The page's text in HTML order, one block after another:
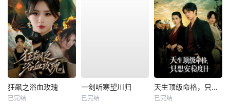
狂飙之浴血玫瑰
已完结
一剑听寒望川归
已完结
天生顶级命格，只想安稳度日
已完结